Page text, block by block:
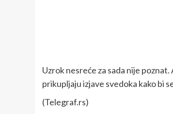
Uzrok nesreće za sada nije
prikupljaju izjave svedoka kako bi
(Telegraf.rs)